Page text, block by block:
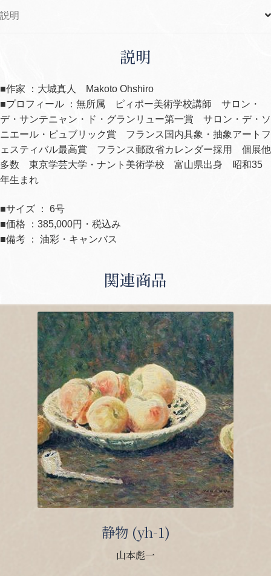
辺
説明
説明
■作家 ：大城真人 Makoto Ohshiro
■プロフィール ：無所属 ピィポー美術学校講師 サロン・
デ・サンテニャン・ド・グランリュー第一賞 サロン・デ・ソ
ニエール・ピュブリック賞 フランス国内具象・抽象アートフ
ェスティバル最高賞 フランス郵政省カレンダー採用 個展他
多数 東京学芸大学・ナント美術学校 富山県出身 昭和35
年生まれ
■サイズ ： 6号
■価格 ：385,000円・税込み
■備考 ： 油彩・キャンバス
関連商品
静物 (yh-1)
山本彪一